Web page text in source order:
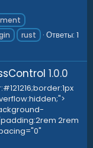
rust
Ответы: 1
1.0.0
2rem